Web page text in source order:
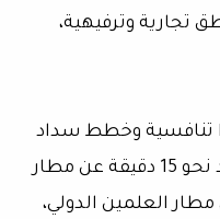
تجارية وترفيهية،
تنافسية وخطط سداد
مرنة، لافتًا إلى أن المشروع يبعد نحو 15 دقيقة عن مطار
العلمين الدولي،